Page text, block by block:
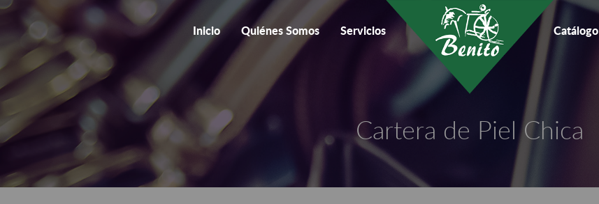
Inicio Quiénes Somos Servicios Catálogo
Cartera de Piel Chica